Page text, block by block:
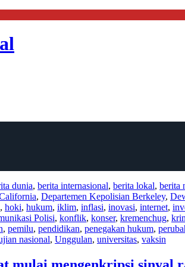
dunia, berita internasional, berita lokal, berita
, Departemen Kepolisian Berkeley,
, hoki, hukum, iklim, inflasi, inovasi, internet,
Polisi, konflik, konser, kremenchug,
, pemilu, pendidikan, penegakan hukum,
nasional, Unggulan, universitas, vaksin